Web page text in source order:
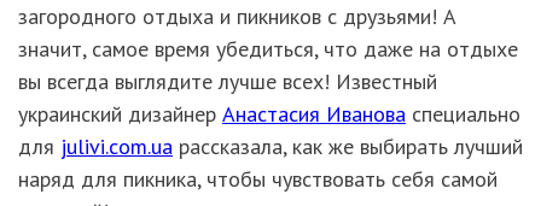
загородного отдыха и пикников с друзьями! А
значит, самое время убедиться, что даже на отдыхе
вы всегда выглядите лучше всех! Известный
украинский дизайнер Анастасия Иванова специально
для julivi.com.ua рассказала, как же выбирать лучший
наряд для пикника, чтобы чувствовать себя самой